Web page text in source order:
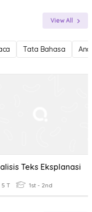
View All
Tata Bahasa
Teks Eksplanasi
5 T 1st - 2nd